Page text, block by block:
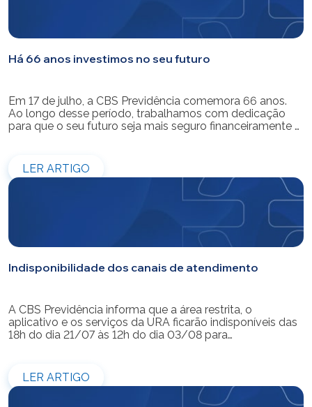
Há 66 anos investimos no seu futuro
Em 17 de julho, a CBS Previdência comemora 66 anos.
Ao longo desse período, trabalhamos com dedicação
para que o seu futuro seja mais seguro financeiramente e
eficiência e transparência os recursos dos nossos mais
de 39 mil participantes. Temos […]
LER ARTIGO
Indisponibilidade dos canais de atendimento
A CBS Previdência informa que a área restrita, o
aplicativo e os serviços da URA ficarão indisponíveis das
18h do dia 21/07 às 12h do dia 03/08 para
entre os dias 22/07 e 31/07. Reforçamos que as
simulações e contratações de empréstimos […]
LER ARTIGO